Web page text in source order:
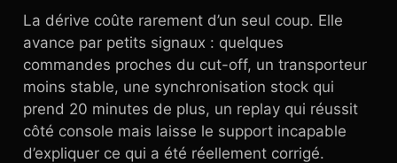
La dérive coûte rarement d’un seul coup. Elle
avance par petits signaux : quelques
commandes proches du cut-off, un transporteur
moins stable, une synchronisation stock qui
prend 20 minutes de plus, un replay qui réussit
côté console mais laisse le support incapable
d’expliquer ce qui a été réellement corrigé.